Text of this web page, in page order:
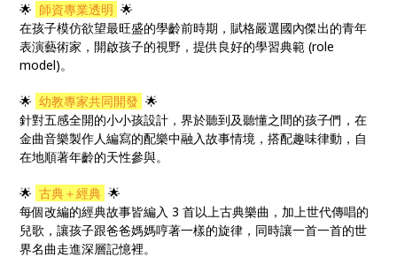
🌟 師資專業透明 🌟
在孩子模仿欲望最旺盛的學齡前時期，賦格嚴選國內傑出的青年
表演藝術家，開啟孩子的視野，提供良好的學習典範 (role
model)。
🌟 幼教專家共同開發 🌟
針對五感全開的小小孩設計，界於聽到及聽懂之間的孩子們，在
金曲音樂製作人編寫的配樂中融入故事情境，搭配趣味律動，自
在地順著年齡的天性參與。
🌟 古典＋經典 🌟
每個改編的經典故事皆編入 3 首以上古典樂曲，加上世代傳唱的
兒歌，讓孩子跟爸爸媽媽哼著一樣的旋律，同時讓一首一首的世
界名曲走進深層記憶裡。